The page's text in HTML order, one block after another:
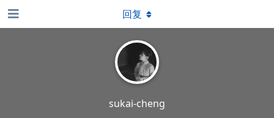
sukai-cheng
回复